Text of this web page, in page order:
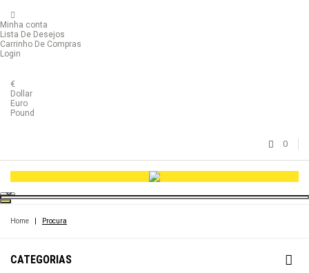
Minha conta
Lista De Desejos
Carrinho De Compras
Login
€
Dollar
Euro
Pound
0
Home Procura
CATEGORIAS